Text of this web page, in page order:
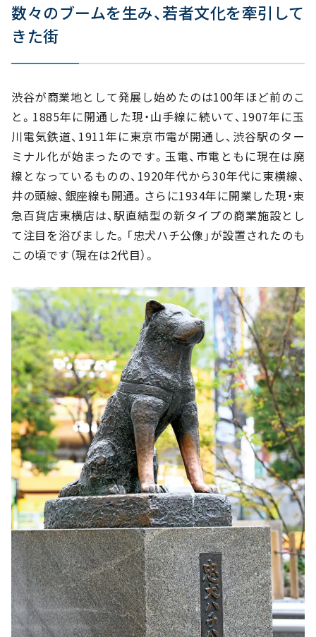
数々のブームを生み、若者文化を牽引して
きた街
渋谷が商業地として発展し始めたのは100年ほど前のこ
と。1885年に開通した現・山手線に続いて、1907年に玉
川電気鉄道、1911年に東京市電が開通し、渋谷駅のター
ミナル化が始まったのです。玉電、市電ともに現在は廃
線となっているものの、1920年代から30年代に東横線、
井の頭線、銀座線も開通。さらに1934年に開業した現・東
急百貨店東横店は、駅直結型の新タイプの商業施設とし
て注目を浴びました。「忠犬ハチ公像」が設置されたのも
この頃です（現在は2代目）。